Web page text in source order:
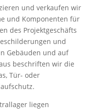
und verkaufen wir
und Komponenten für
des Projektgeschäfts
und
Gebäuden und auf
beschriften wir die
Tür- oder
liegen